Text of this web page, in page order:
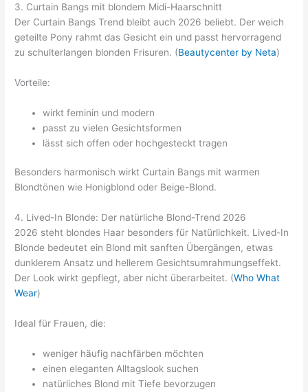
3. Curtain Bangs mit blondem Midi-Haarschnitt
Der Curtain Bangs Trend bleibt auch 2026 beliebt. Der weich
geteilte Pony rahmt das Gesicht ein und passt hervorragend
zu schulterlangen blonden Frisuren. (Beautycenter by Neta)
Vorteile:
wirkt feminin und modern
passt zu vielen Gesichtsformen
lässt sich offen oder hochgesteckt tragen
Besonders harmonisch wirkt Curtain Bangs mit warmen
Blondtönen wie Honigblond oder Beige-Blond.
4. Lived-In Blonde: Der natürliche Blond-Trend 2026
2026 steht blondes Haar besonders für Natürlichkeit. Lived-In
Blonde bedeutet ein Blond mit sanften Übergängen, etwas
dunklerem Ansatz und hellerem Gesichtsumrahmungseffekt.
Der Look wirkt gepflegt, aber nicht überarbeitet. (Who What
Wear)
Ideal für Frauen, die:
weniger häufig nachfärben möchten
einen eleganten Alltagslook suchen
natürliches Blond mit Tiefe bevorzugen